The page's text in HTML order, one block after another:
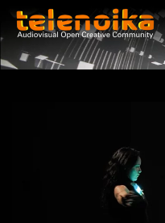
Ir al contenido principal